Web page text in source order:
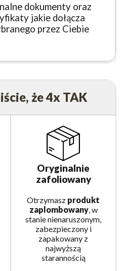
dokumenty oraz
jakie dołącza
przez Ciebie
że 4x TAK
Oryginalnie
zafoliowany
Otrzymasz produkt
zaplombowany, w
stanie nienaruszonym,
zabezpieczony i
zapakowany z
najwyższą
starannością